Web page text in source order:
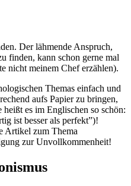
Der lähmende Anspruch,
finden, kann schon gerne mal
nicht meinem Chef erzählen).
Themas einfach und
aufs Papier zu bringen,
es im Englischen so schön:
ist besser als perfekt”)!
Artikel zum Thema
zur Unvollkommenheit!